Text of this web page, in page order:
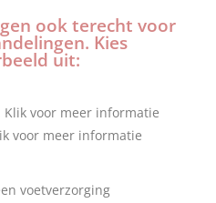
ook terecht voor
Kies
uit:
Klik voor meer informatie
voor meer informatie
voetverzorging